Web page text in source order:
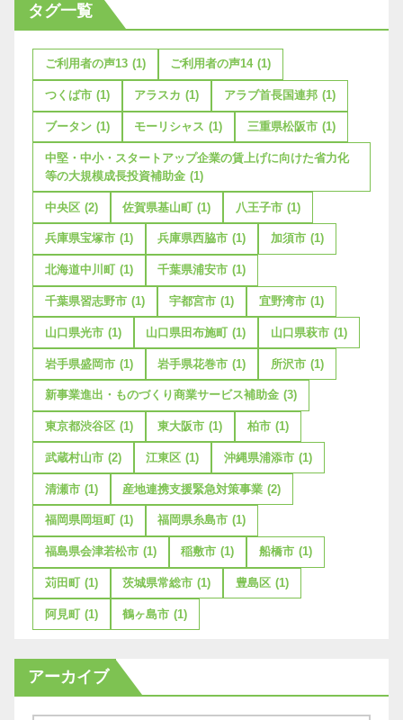
タグ一覧
ご利用者の声13 (1) ご利用者の声14 (1)
つくば市 (1) アラスカ (1) アラブ首長国連邦 (1)
ブータン (1) モーリシャス (1) 三重県松阪市 (1)
中堅・中小・スタートアップ企業の賃上げに向けた省力化
等の大規模成長投資補助金 (1)
中央区 (2) 佐賀県基山町 (1) 八王子市 (1)
兵庫県宝塚市 (1) 兵庫県西脇市 (1) 加須市 (1)
北海道中川町 (1) 千葉県浦安市 (1)
千葉県習志野市 (1) 宇都宮市 (1) 宜野湾市 (1)
山口県光市 (1) 山口県田布施町 (1) 山口県萩市 (1)
岩手県盛岡市 (1) 岩手県花巻市 (1) 所沢市 (1)
新事業進出・ものづくり商業サービス補助金 (3)
東京都渋谷区 (1) 東大阪市 (1) 柏市 (1)
武蔵村山市 (2) 江東区 (1) 沖縄県浦添市 (1)
清瀬市 (1) 産地連携支援緊急対策事業 (2)
福岡県岡垣町 (1) 福岡県糸島市 (1)
福島県会津若松市 (1) 稲敷市 (1) 船橋市 (1)
苅田町 (1) 茨城県常総市 (1) 豊島区 (1)
阿見町 (1) 鶴ヶ島市 (1)
アーカイブ